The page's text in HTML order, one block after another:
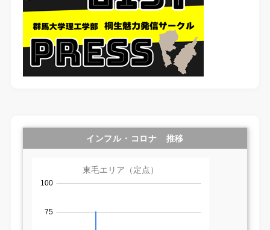
インフル・コロナ 推移